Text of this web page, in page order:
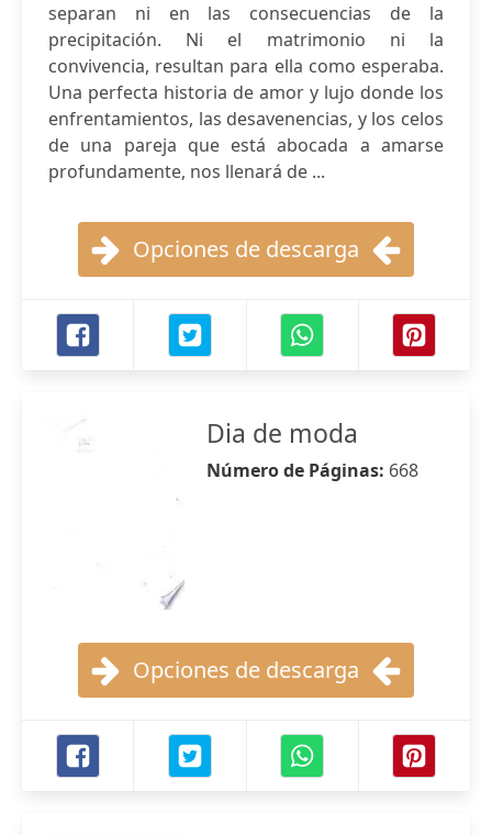
separan ni en las consecuencias de la
precipitación. Ni el matrimonio ni la
convivencia, resultan para ella como esperaba.
Una perfecta historia de amor y lujo donde los
enfrentamientos, las desavenencias, y los celos
de una pareja que está abocada a amarse
profundamente, nos llenará de ...
Opciones de descarga
Dia de moda
Número de Páginas: 668
Opciones de descarga